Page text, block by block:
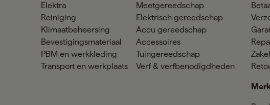
Elektra
Reiniging
Klimaatbeheersing
Bevestigingsmateriaal
PBM en werkkleding
Transport en werkplaats
Meetgereedschap
Elektrisch gereedschap
Accu gereedschap
Accessoires
Tuingereedschap
Verf & verfbenodigdheden